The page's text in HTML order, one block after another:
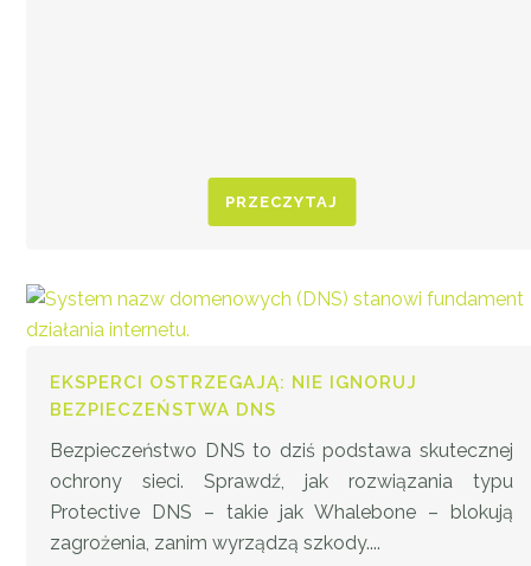
PRZECZYTAJ
EKSPERCI OSTRZEGAJĄ: NIE IGNORUJ
BEZPIECZEŃSTWA DNS
Bezpieczeństwo DNS to dziś podstawa skutecznej
ochrony sieci. Sprawdź, jak rozwiązania typu
Protective DNS – takie jak Whalebone – blokują
zagrożenia, zanim wyrządzą szkody....